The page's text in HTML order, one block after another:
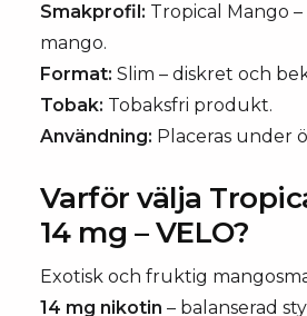
Smakprofil: Tropical Mango
mango.
Format: Slim – diskret och
Tobak: Tobaksfri produkt.
Användning: Placeras under
Varför välja
14 mg – VELO?
Exotisk och fruktig
14 mg nikotin – balanserad